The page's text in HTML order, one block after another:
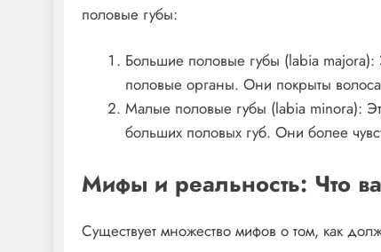
половые губы:
Большие половые губы (labia
половые органы. Они покрыты
Малые половые губы (labia minora):
больших половых губ. Они более
Мифы и реальность: Что
Существует множество мифов о том, как